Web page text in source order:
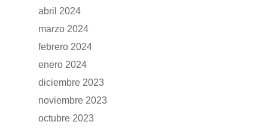
abril 2024
marzo 2024
febrero 2024
enero 2024
diciembre 2023
noviembre 2023
octubre 2023